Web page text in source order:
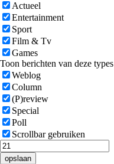
Actueel
Entertainment
Sport
Film & Tv
Games
Toon berichten van deze types
Weblog
Column
(P)review
Special
Poll
Scrollbar gebruiken
opslaan